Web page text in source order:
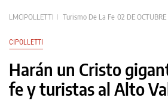
LMCIPOLLETTI Turismo De La Fe 02 DE
CIPOLLETTI
Harán un Cristo
fe y turistas al Alto